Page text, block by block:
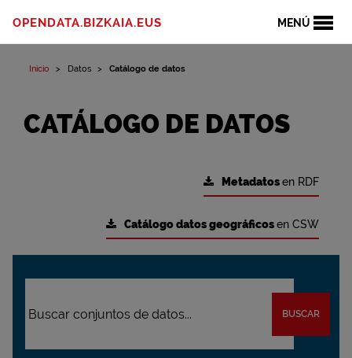
MENÚ
OPENDATA.BIZKAIA.EUS
Inicio Datos Catálogo de datos
CATÁLOGO DE DATOS
Metadatosen RDF
Catálogo datos geográficosen CSW
BUSCAR